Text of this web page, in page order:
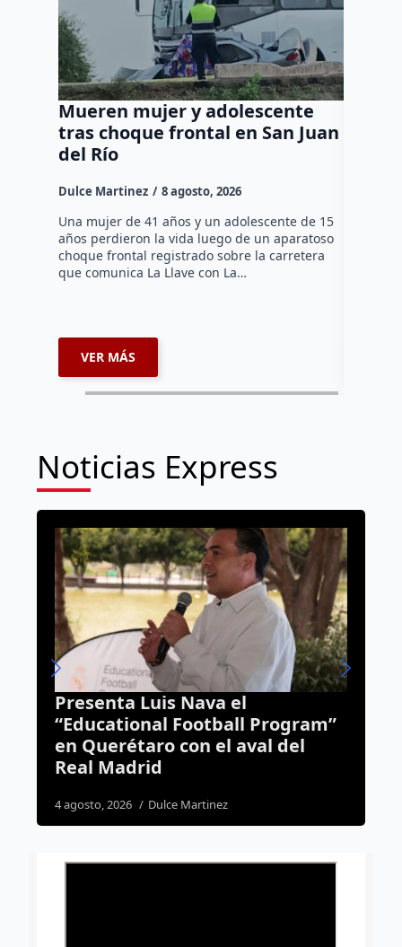
Mueren mujer y adolescente
tras choque frontal en San Juan
del Río
Dulce Martinez 8 agosto, 2026
Una mujer de 41 años y un adolescente de 15
años perdieron la vida luego de un aparatoso
choque frontal registrado sobre la carretera
que comunica La Llave con La…
VER MÁS
Noticias Express
Querétaro va por elección de
jueces en 2028; Gobierno
presenta iniciativa de reforma
judicial
4 agosto, 2026 Daniel Rico